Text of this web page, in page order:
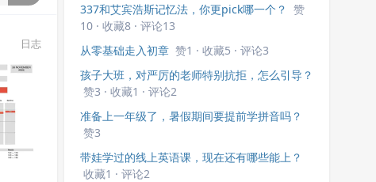
日志
337和艾宾浩斯记忆法，你更pick哪一个？ 赞
10 · 收藏8 · 评论13
从零基础走入初章 赞1 · 收藏5 · 评论3
孩子大班，对严厉的老师特别抗拒，怎么引导？
赞3 · 收藏1 · 评论2
准备上一年级了，暑假期间要提前学拼音吗？
赞3
带娃学过的线上英语课，现在还有哪些能上？
收藏1 · 评论2